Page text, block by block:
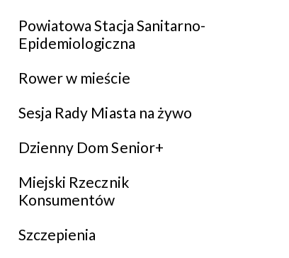
Powiatowa Stacja Sanitarno-
Epidemiologiczna
Rower w mieście
Sesja Rady Miasta na żywo
Dzienny Dom Senior+
Miejski Rzecznik
Konsumentów
Szczepienia